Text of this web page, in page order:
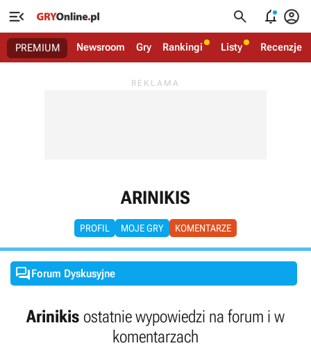
   
PREMIUM Newsroom Gry Rankingi Listy Recenzje
ARINIKIS
PROFIL MOJE GRY KOMENTARZE
Forum Dyskusyjne
Arinikis ostatnie wypowiedzi na forum i w
komentarzach